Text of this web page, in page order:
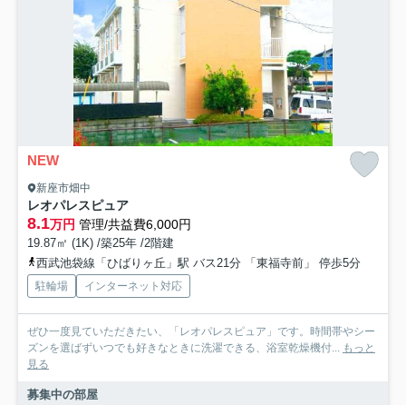
NEW
新座市畑中
レオパレスピュア
8.1万円 管理/共益費6,000円
19.87㎡ (1K) /築25年 /2階建
西武池袋線「ひばりヶ丘」駅 バス21分 「東福寺前」 停歩5分
駐輪場 インターネット対応
ぜひ一度見ていただきたい、「レオパレスピュア」です。時間帯やシー
ズンを選ばずいつでも好きなときに洗濯できる、浴室乾燥機付...
もっと
見る
募集中の部屋